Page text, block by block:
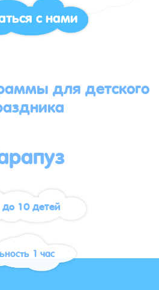
с нами
для детского
до 10 детей
1 час